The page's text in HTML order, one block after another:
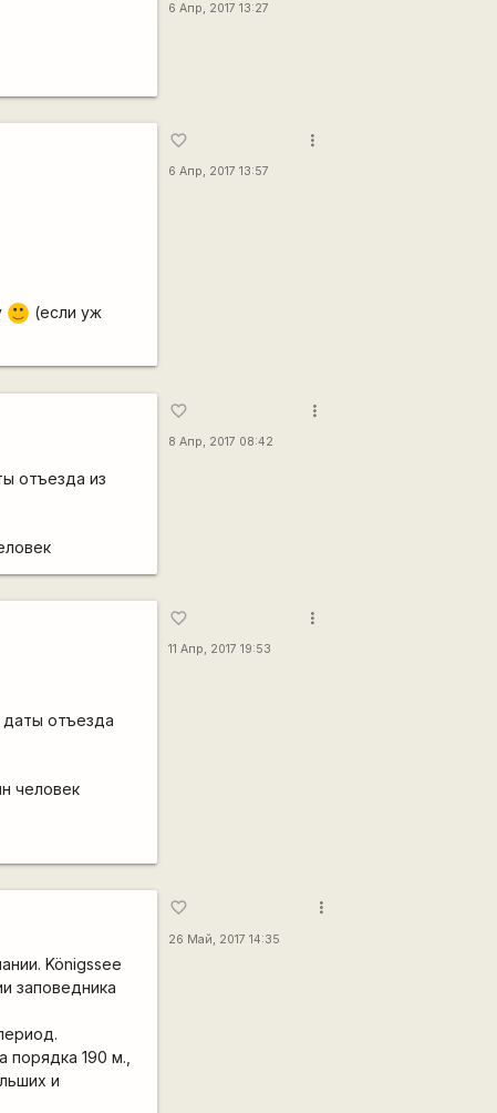
6 Апр, 2017 13:27
:)
(если уж
favorite_border
6 Апр, 2017 13:57
more_vert
отъезда из
favorite_border
8 Апр, 2017 08:42
more_vert
отъезда
человек
favorite_border
11 Апр, 2017 19:53
more_vert
Königssee
заповедника
порядка 190 м.,
и
favorite_border
26 Май, 2017 14:35
more_vert